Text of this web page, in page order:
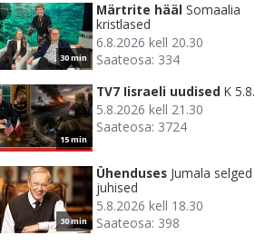
30 min
Märtrite hääl Somaalia
kristlased
6.8.2026 kell 20.30
Saateosa: 334
15 min
TV7 Iisraeli uudised K 5.8.
5.8.2026 kell 21.30
Saateosa: 3724
30 min
Ühenduses Jumala selged
juhised
5.8.2026 kell 18.30
Saateosa: 398